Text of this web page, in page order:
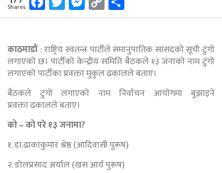
Shares Link
काठमाडौं: राष्ट्रिय स्वतन्त्र पार्टीले समानुपातिक सांसदको सूची टुंगो
लगाएको छ। पार्टीको केन्द्रीय समिति बैठकले १३ जनाको नाम टुंगो
लगाएको पार्टीका प्रवक्ता मुकुल ढकालले बताए।
बैठकले टुंगो लगाएको नाम निर्वाचन आयोगमा बुझाइने
प्रवक्ता ढकालले बताए।
को – को परे १३ जनामा?
१. डा.ढाकाकुमार श्रेष्ठ (आदिवासी पुरूष)
२. डोलप्रसाद अर्याल (खस आर्य पुरूष)